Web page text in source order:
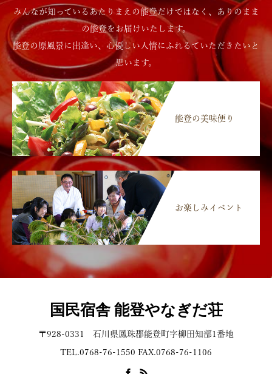
みんなが知っているあたりまえの能登だけではなく、ありのまま
の能登をお届けいたします。
能登の原風景に出逢い、心優しい人情にふれるていただきたいと
思います。
能登の美味便り
お楽しみイベント
国民宿舎 能登やなぎだ荘
〒928-0331 石川県鳳珠郡能登町字柳田知部1番地
TEL.0768-76-1550 FAX.0768-76-1106